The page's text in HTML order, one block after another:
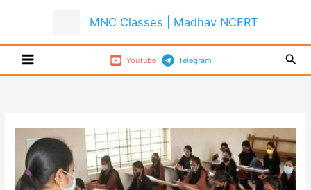
MNC Classes | Madhav NCERT
YouTube Telegram